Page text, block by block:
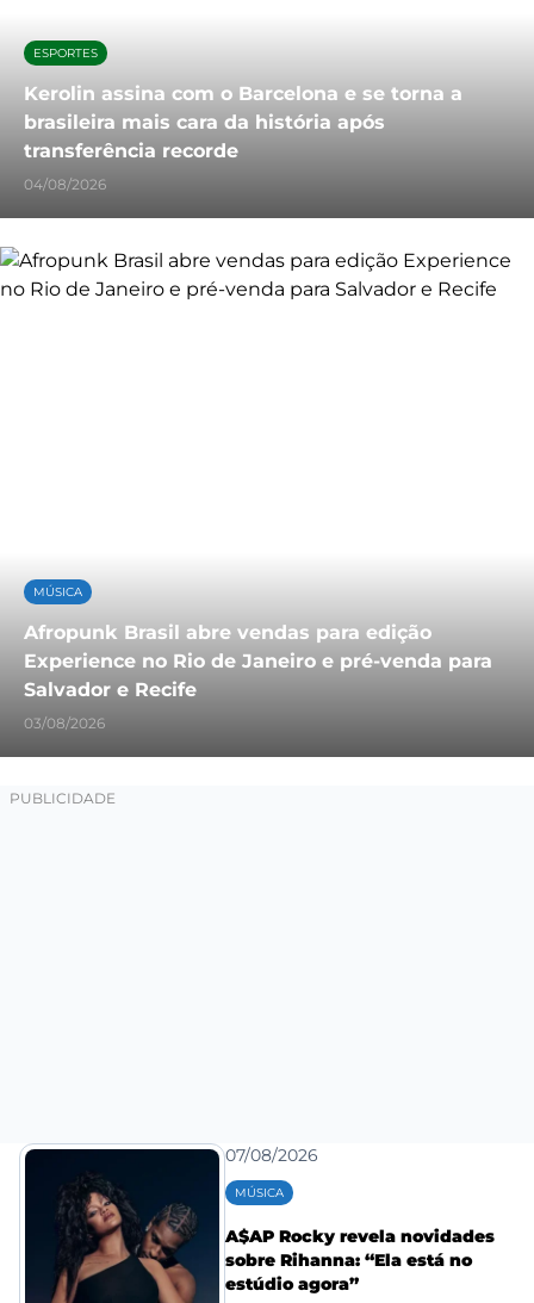
ESPORTES
Kerolin assina com o Barcelona e se torna a
brasileira mais cara da história após
transferência recorde
04/08/2026
MÚSICA
Afropunk Brasil abre vendas para edição
Experience no Rio de Janeiro e pré-venda para
Salvador e Recife
03/08/2026
07/08/2026
MÚSICA
A$AP Rocky revela novidades
sobre Rihanna: “Ela está no
estúdio agora”